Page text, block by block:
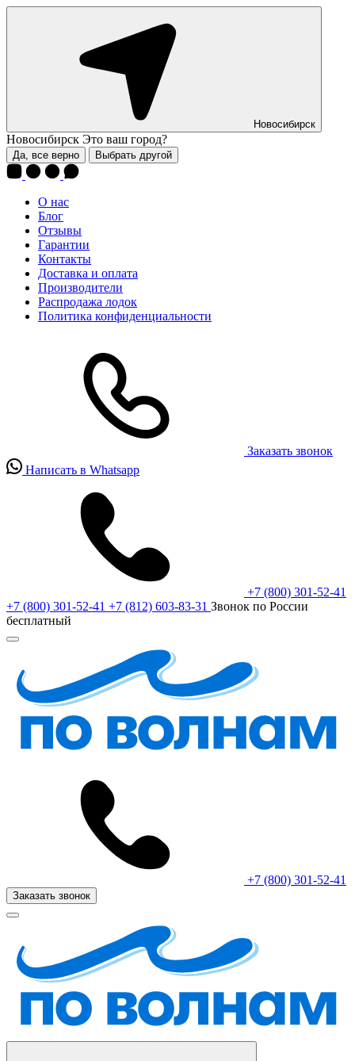
Новосибирск
Новосибирск Это ваш город?
Да, все верно Выбрать другой
О нас
Блог
Отзывы
Гарантии
Контакты
Доставка и оплата
Производители
Распродажа лодок
Политика конфиденциальности
Заказать звонок
Написать в Whatsapp
+7 (800) 301-52-41
+7 (800) 301-52-41 +7 (812) 603-83-31 Звонок по России
бесплатный
+7 (800) 301-52-41
Заказать звонок